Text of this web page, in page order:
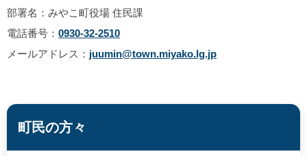
部署名：みやこ町役場 住民課
電話番号： 0930-32-2510
メールアドレス： juumin@town.miyako.lg.jp
町民の方々